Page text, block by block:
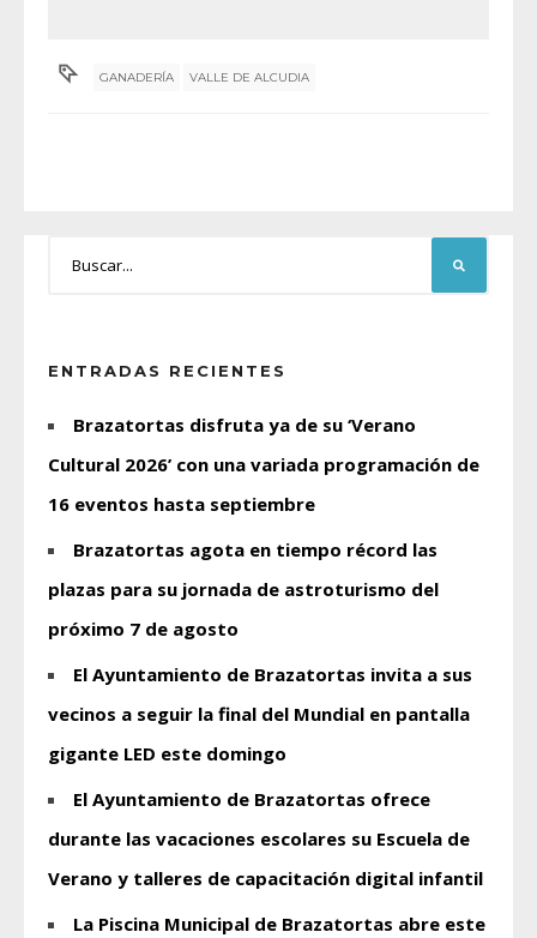
GANADERÍA VALLE DE ALCUDIA
ENTRADAS RECIENTES
Brazatortas disfruta ya de su ‘Verano
Cultural 2026’ con una variada programación de
16 eventos hasta septiembre
Brazatortas agota en tiempo récord las
plazas para su jornada de astroturismo del
próximo 7 de agosto
El Ayuntamiento de Brazatortas invita a sus
vecinos a seguir la final del Mundial en pantalla
gigante LED este domingo
El Ayuntamiento de Brazatortas ofrece
durante las vacaciones escolares su Escuela de
Verano y talleres de capacitación digital infantil
La Piscina Municipal de Brazatortas abre este